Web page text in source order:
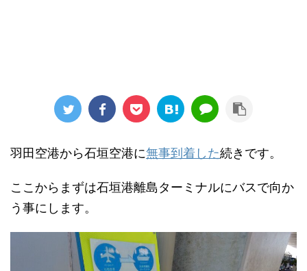
羽田空港から石垣空港に無事到着した続きです。
ここからまずは石垣港離島ターミナルにバスで向か
う事にします。